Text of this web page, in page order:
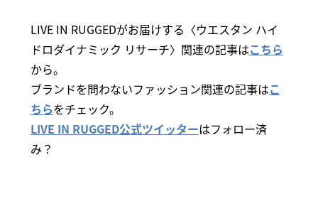
LIVE IN RUGGEDがお届けする〈ウエスタン ハイ
ドロダイナミック リサーチ〉関連の記事はこちら
から。
ブランドを問わないファッション関連の記事はこ
ちらをチェック。
LIVE IN RUGGED公式ツイッターはフォロー済
み？